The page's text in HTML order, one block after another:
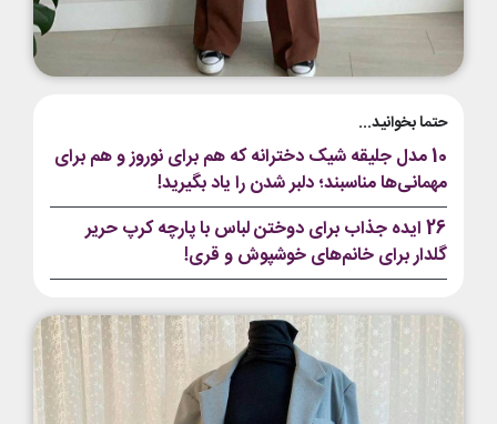
حتما بخوانید...
10 مدل جلیقه شیک دخترانه که هم برای نوروز و هم برای
مهمانی‌ها مناسبند؛ دلبر شدن را یاد بگیرید!
26 ایده جذاب برای دوختن لباس با پارچه کرپ حریر
گلدار برای خانم‌های خوشپوش و قری!